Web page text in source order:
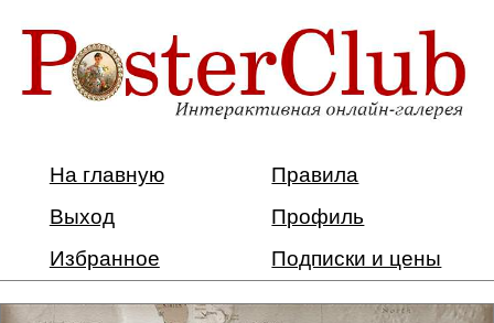
На главную
Правила
Выход
Профиль
Избранное
Подписки и цены